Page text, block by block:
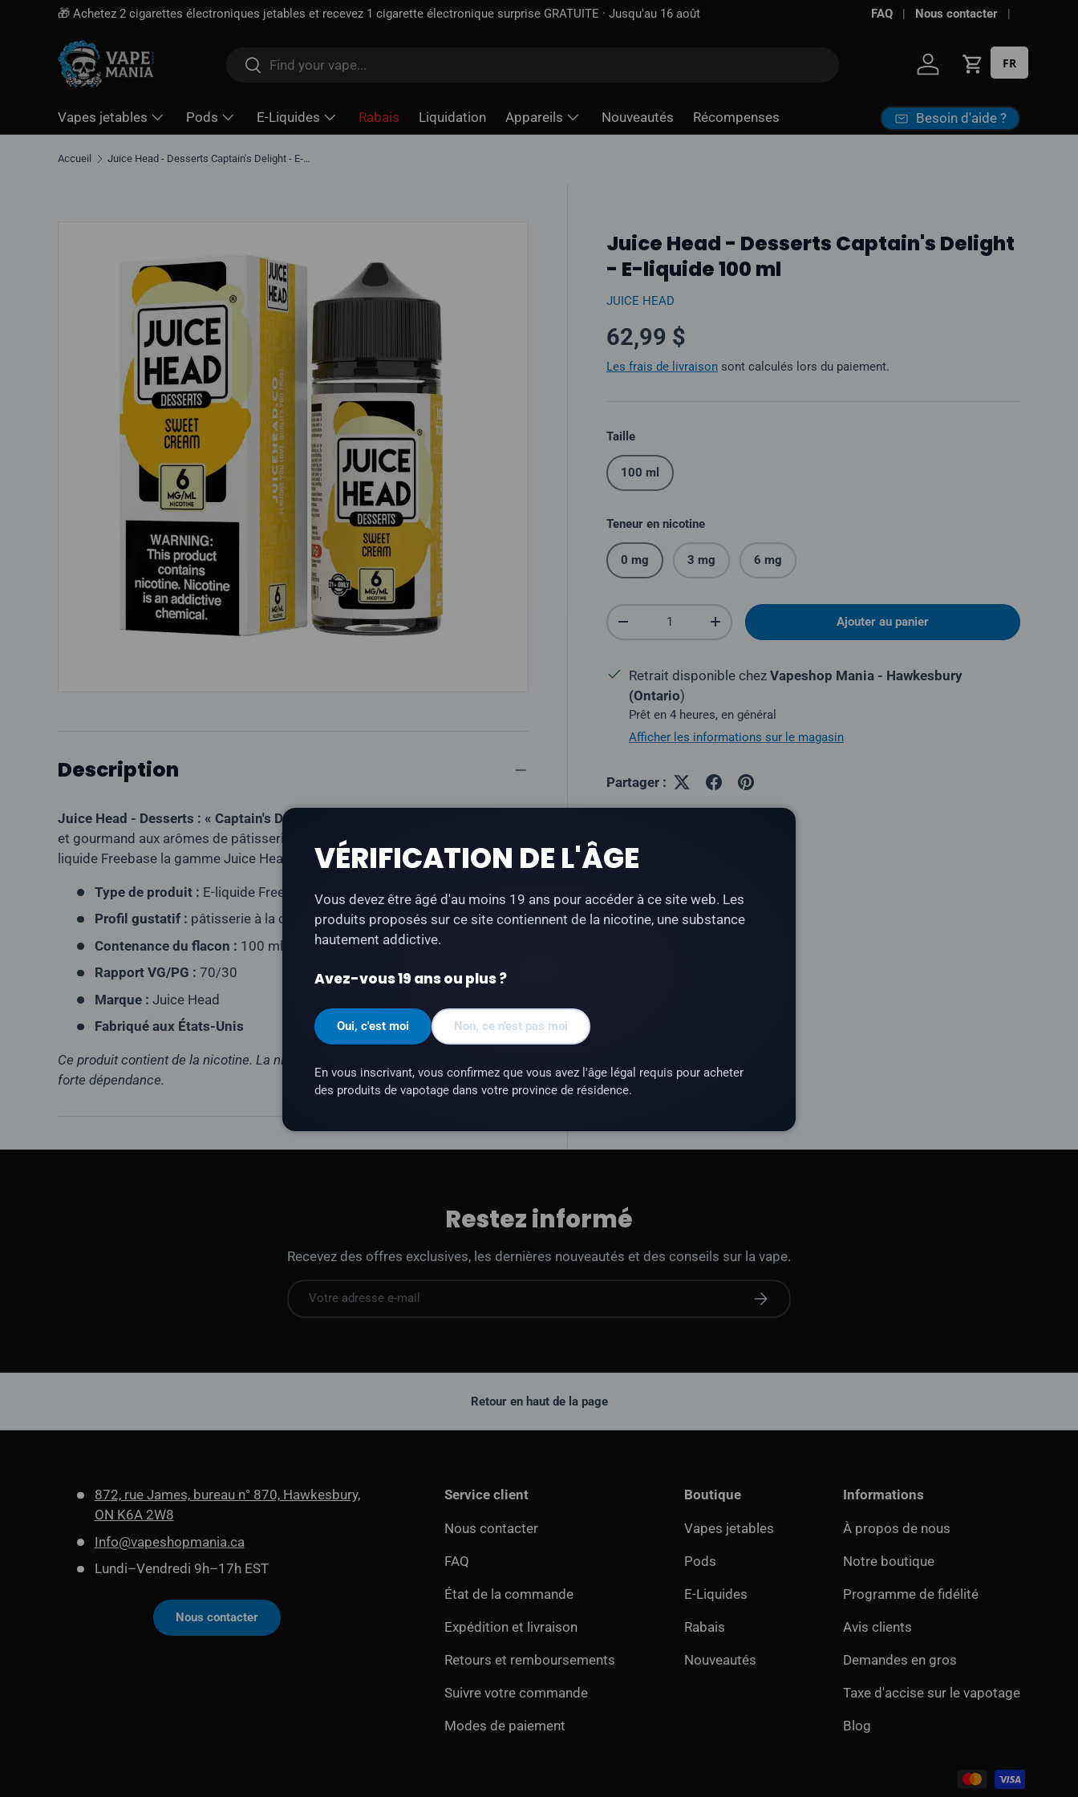
🎁 Achetez 2 cigarettes électroniques jetables et recevez 1 cigarette électronique surprise GRATUITE · Jusqu'au 16 août Livraison gratuite à partir de
FAQ Nous contacter
Rechercher
Rechercher
Se connecter
Panier
FR
Vapes jetables Pods E-Liquides Rabais Liquidation Appareils Nouveautés Récompenses Besoin d'aide ?
Accueil Juice Head - Desserts Captain's Delight - E-liquide 100 ml
Juice Head - Desserts Captain's Delight
- E-liquide 100 ml
JUICE HEAD
Prix normal
62,99 $
Les frais de livraison sont calculés lors du paiement.
Taille
100 ml
Teneur en nicotine
0 mg 3 mg 6 mg
Quantité
Réduire la quantitéAugmenter la quantité Ajouter au panier
Retrait disponible chez Vapeshop Mania - Hawkesbury
(Ontario)
Prêt en 4 heures, en général
Afficher les informations sur le magasin
Partager :
Description
Juice Head - Desserts : « Captain's Delight
et gourmand aux arômes de pâtisserie à la cannelle et de glaçage au sucre, E-
liquide Freebase la gamme Juice Head Desserts.
Type de produit : E-liquide Freebase
Profil gustatif : pâtisserie à la cannelle, glaçage au sucre
Contenance du flacon : 100 ml
Rapport VG/PG : 70/30
Marque : Juice Head
Fabriqué aux États-Unis
Ce produit contient de la nicotine. La nicotine est une substance qui crée une
forte dépendance.
Restez informé
Recevez des offres exclusives, les dernières nouveautés et des conseils sur la vape.
E-mail S'abonner
VÉRIFICATION DE L'ÂGE
Vous devez être âgé d'au moins 19 ans pour accéder à ce site web. Les
produits proposés sur ce site contiennent de la nicotine, une substance
hautement addictive.
Avez-vous 19 ans ou plus ?
Oui, c'est moi Non, ce n'est pas moi
En vous inscrivant, vous confirmez que vous avez l'âge légal requis pour acheter
des produits de vapotage dans votre province de résidence.
Retour en haut de la page
872, rue James, bureau n° 870, Hawkesbury,
ON K6A 2W8
Info@vapeshopmania.ca
Lundi–Vendredi 9h–17h EST
Nous contacter
Service client
Nous contacter
FAQ
État de la commande
Expédition et livraison
Retours et remboursements
Suivre votre commande
Modes de paiement
Boutique
Vapes jetables
Pods
E-Liquides
Rabais
Nouveautés
Informations
À propos de nous
Notre boutique
Programme de fidélité
Avis clients
Demandes en gros
Taxe d'accise sur le vapotage
Blog